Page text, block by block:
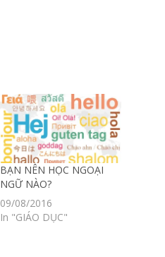
BẠN NÊN HỌC NGOẠI
NGỮ NÀO?
09/08/2016
In "GIÁO DỤC"